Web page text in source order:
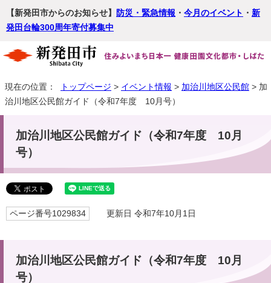
【新発田市からのお知らせ】 防災・緊急情報 ・ 今月のイベント ・ 新
発田台輪300周年寄付募集中
現在の位置： トップページ > イベント情報 > 加治川地区公民館 > 加
治川地区公民館ガイド（令和7年度 10月号）
加治川地区公民館ガイド（令和7年度 10月
号）
ページ番号1029834 更新日 令和7年10月1日
加治川地区公民館ガイド（令和7年度 10月
号）